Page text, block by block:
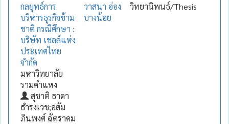
กลยุทธ์การ
บริหารธุรกิจข้าม
ชาติ กรณีศึกษา :
บริษัท เชลล์แห่ง
ประเทศไทย
จำกัด
มหาวิทยาลัย
รามคำแหง
สุชาติ ธาดา
ธำรงเวช;อสัม
ภินพงศ์ ฉัตราคม
วาสนา อ่อง
บางน้อย
วิทยานิพนธ์/Thesis